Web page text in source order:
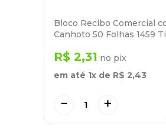
Bloco Recibo Comercial
Canhoto 50 Folhas 1459
R$ 2,31 no pix
em até 1x de R$ 2,43
＋
－